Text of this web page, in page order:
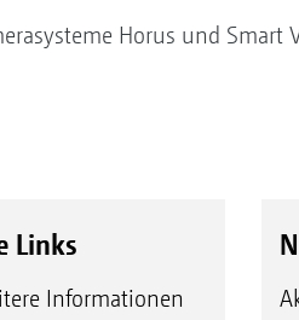
Horus und
Links
Informationen